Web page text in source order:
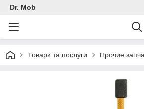
Dr. Mob
Товари та послуги Прочие